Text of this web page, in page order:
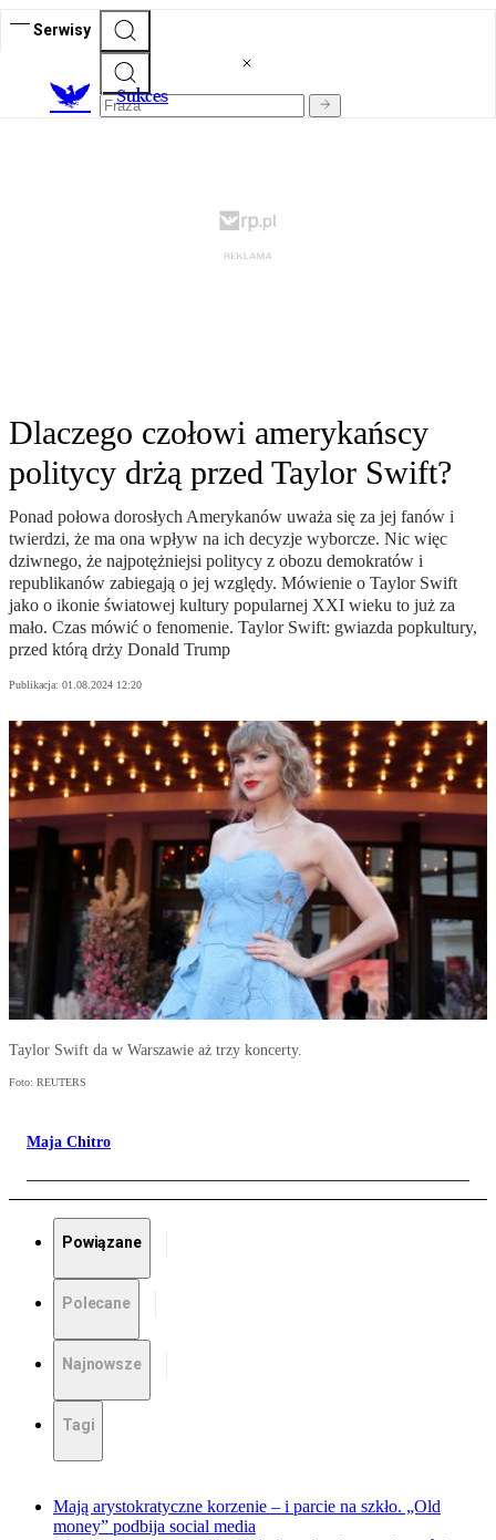
Serwisy
Sukces
Dlaczego czołowi amerykańscy
politycy drżą przed Taylor Swift?
Ponad połowa dorosłych Amerykanów uważa się za jej fanów i
twierdzi, że ma ona wpływ na ich decyzje wyborcze. Nic więc
dziwnego, że najpotężniejsi politycy z obozu demokratów i
republikanów zabiegają o jej względy. Mówienie o Taylor Swift
jako o ikonie światowej kultury popularnej XXI wieku to już za
mało. Czas mówić o fenomenie. Taylor Swift: gwiazda popkultury,
przed którą drży Donald Trump
Publikacja: 01.08.2024 12:20
Taylor Swift da w Warszawie aż trzy koncerty.
Foto: REUTERS
Maja Chitro
Powiązane
Polecane
Najnowsze
Tagi
Mają arystokratyczne korzenie – i parcie na szkło. „Old
money” podbija social media